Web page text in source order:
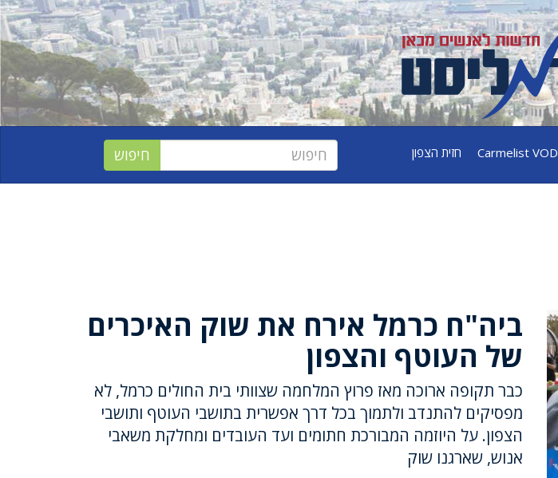
Carmelist VOD חזית הצפון
ביה"ח כרמל אירח את שוק האיכרים
של העוטף והצפון
כבר תקופה ארוכה מאז פרוץ המלחמה שצוותי בית החולים כרמל, לא
מפסיקים להתנדב ולתמוך בכל דרך אפשרית בתושבי העוטף ותושבי
הצפון. על היוזמה המבורכת חתומים ועד העובדים ומחלקת משאבי
אנוש, שארגנו שוק